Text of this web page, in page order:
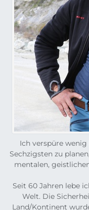
Ich verspüre
Sechzigsten zu
mentalen,
Seit 60 Jahren lebe
Welt. Die
Land/Kontinent